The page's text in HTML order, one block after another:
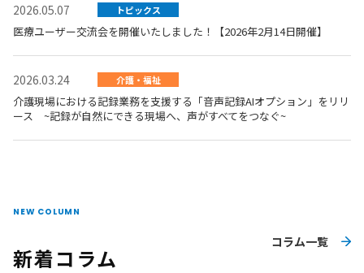
2026.05.07 トピックス
医療ユーザー交流会を開催いたしました！【2026年2月14日開催】
2026.03.24 介護・福祉
介護現場における記録業務を支援する「音声記録AIオプション」をリリ
ース ~記録が自然にできる現場へ、声がすべてをつなぐ~
NEW COLUMN
新着コラム
コラム一覧